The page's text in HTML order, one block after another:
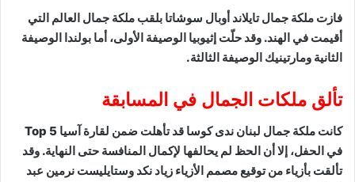
فازت ملكة جمال تايلاند أوبال سوشاتا بلقب ملكة جمال العالم التي
أقيمت في الهند. وقد حلّت إثيوبيا الوصيفة الأولى، أما بولندا الوصيفة
الثانية ومارتينيك الوصيفة الثالثة.
تألق ملكات الجمال في المسابقة
كانت ملكة جمال لبنان ندى كوسا قد تأهلت ضمن لقارة آسيا Top 5
في الحفل، إلا أن الحظ لم يحالفها لإكمال المنافسة حتى النهاية. وقد
تألقت بأزياء من توقيع مصمم الأزياء زياد نكد وستايليست نرمين عبد